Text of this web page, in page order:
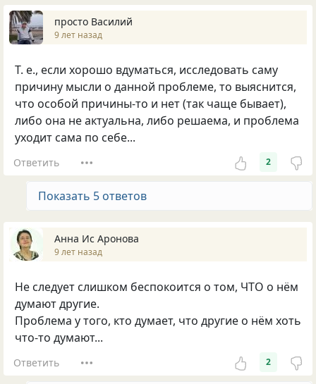
просто Василий
9 лет назад
Т. е., если хорошо вдуматься, исследовать саму
причину мысли о данной проблеме, то выяснится,
что особой причины-то и нет (так чаще бывает),
либо она не актуальна, либо решаема, и проблема
уходит сама по себе...
Ответить 2
Показать 5 ответов
Анна Ис Аронова
9 лет назад
Не следует слишком беспокоится о том, ЧТО о нём
думают другие.
Проблема у того, кто думает, что другие о нём хоть
что-то думают...
Ответить 2